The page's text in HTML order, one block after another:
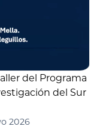
del Programa
del Sur
2026